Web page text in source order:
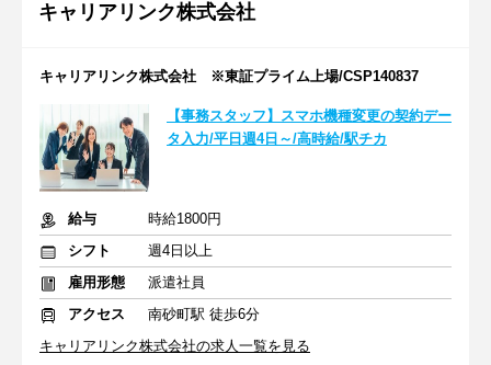
キャリアリンク株式会社
キャリアリンク株式会社 ※東証プライム上場/CSP140837
【事務スタッフ】スマホ機種変更の契約デー
タ入力/平日週4日～/高時給/駅チカ
給与
時給1800円
シフト
週4日以上
雇用形態
派遣社員
アクセス
南砂町駅 徒歩6分
キャリアリンク株式会社の求人一覧を見る